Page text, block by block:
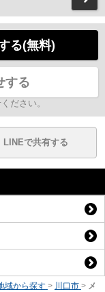
る(無料)
する
ださい。
LINEで共有する
域から探す > 川口市 > メ